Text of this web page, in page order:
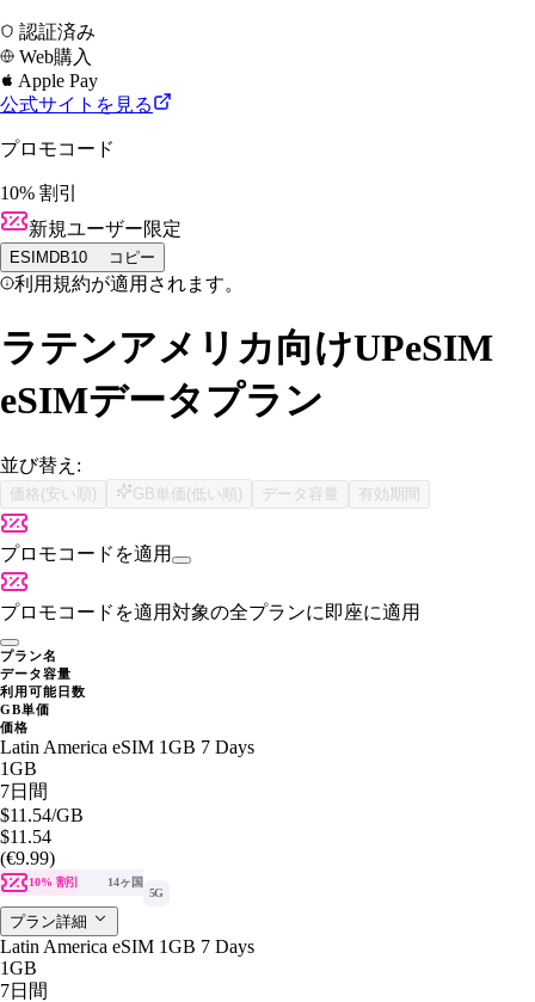
認証済み
Web購入
Apple Pay
公式サイトを見る
プロモコード
10% 割引
新規ユーザー限定
ESIMDB10 コピー
利用規約が適用されます。
ラテンアメリカ向けUPeSIM
eSIMデータプラン
並び替え:
価格(安い順) GB単価(低い順) データ容量 有効期間
プロモコードを適用
プロモコードを適用対象の全プランに即座に適用
プラン名
データ容量
利用可能日数
GB単価
価格
Latin America eSIM 1GB 7 Days
1GB
7日間
$11.54/GB
$11.54
(€9.99)
10% 割引
14ヶ国
5G
プラン詳細
Latin America eSIM 1GB 7 Days
1GB
7日間